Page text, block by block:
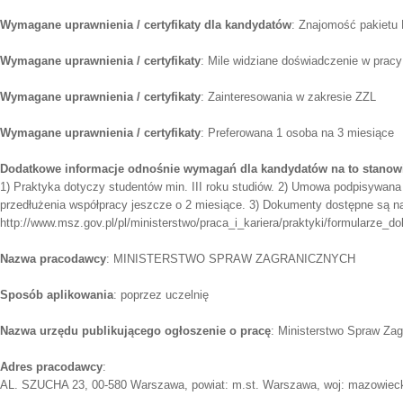
Wymagane uprawnienia / certyfikaty dla kandydatów: Znajomość pakietu
Wymagane uprawnienia / certyfikaty: Mile widziane doświadczenie w
Wymagane uprawnienia / certyfikaty: Zainteresowania w zakresie ZZL
Wymagane uprawnienia / certyfikaty: Preferowana 1 osoba na 3 miesiące
Dodatkowe informacje odnośnie wymagań dla kandydatów na to
1) Praktyka dotyczy studentów min. III roku studiów. 2) Umowa
przedłużenia współpracy jeszcze o 2 miesiące. 3) Dokumenty dostępne są
http://www.msz.gov.pl/pl/ministerstwo/praca_i_kariera/praktyki/
Nazwa pracodawcy: MINISTERSTWO SPRAW ZAGRANICZNYCH
Sposób aplikowania: poprzez uczelnię
Nazwa urzędu publikującego ogłoszenie o pracę: Ministerstwo Spraw
Adres pracodawcy:
AL. SZUCHA 23, 00-580 Warszawa, powiat: m.st. Warszawa, woj: